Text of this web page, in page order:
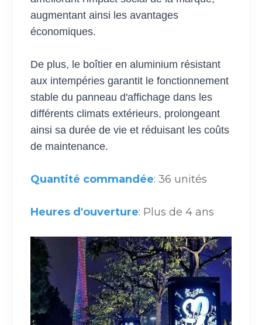
augmentant ainsi les avantages
économiques.
De plus, le boîtier en aluminium résistant
aux intempéries garantit le fonctionnement
stable du panneau d'affichage dans les
différents climats extérieurs, prolongeant
ainsi sa durée de vie et réduisant les coûts
de maintenance.
Quantité commandée: 36 unités
Heures d'ouverture: Plus de 4 ans